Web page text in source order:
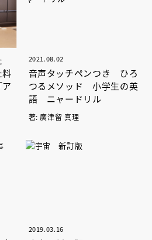
2021.08.02
音声タッチペンつき ひろ
つるメソッド 小学生の英
語 ニャードリル
著: 廣津留 真理
2019.03.16